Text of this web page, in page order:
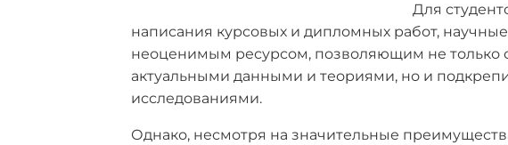
Для
написания курсовых и дипломных работ, научные
неоценимым ресурсом, позволяющим не только
актуальными данными и теориями, но и
исследованиями.
Однако, несмотря на значительные